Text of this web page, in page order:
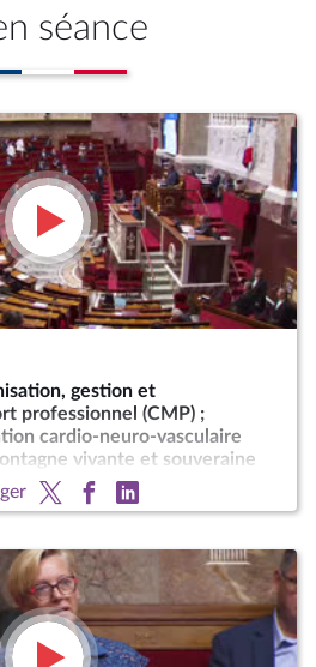
séance
gestion et
professionnel (CMP) ;
cardio-neuro-vasculaire
vivante et souveraine